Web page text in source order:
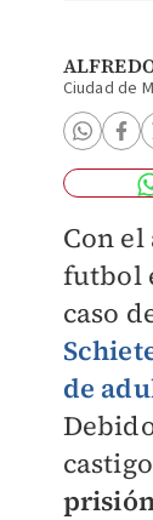
Ciudad de
Con
futbol
caso
de